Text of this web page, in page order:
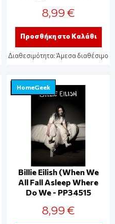
8,99 €
Προσθήκη στο Καλάθι
Διαθεσιμότητα:Άμεσα διαθέσιμο
HomeGeek
Billie Eilish (When We
All Fall Asleep Where
Do We - PP34515
8,99 €